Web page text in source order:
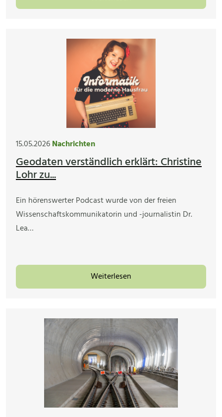
15.05.2026Nachrichten
Geodaten verständlich erklärt: Christine
Lohr zu...
Ein hörenswerter Podcast wurde von der freien
Wissenschaftskommunikatorin und -journalistin Dr.
Lea…
Weiterlesen